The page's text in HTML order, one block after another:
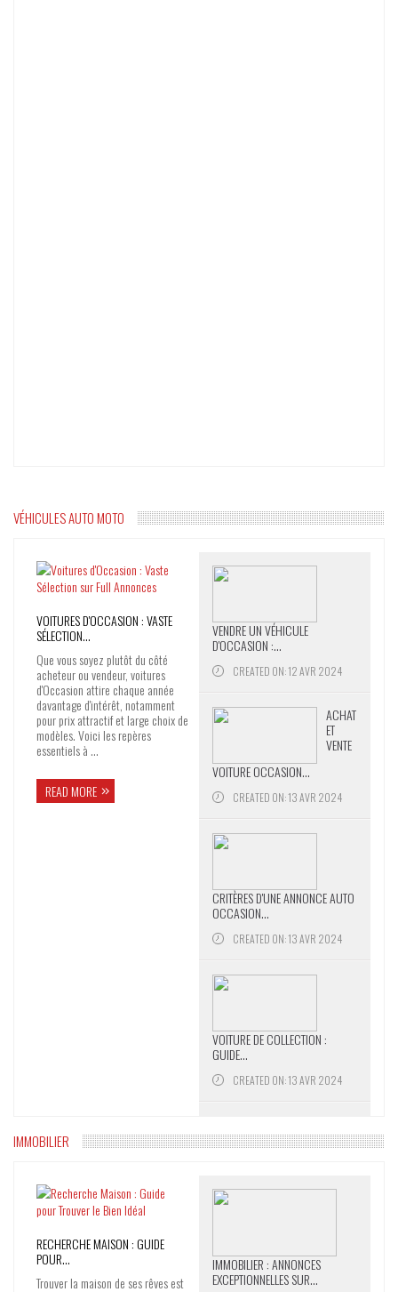
VÉHICULES AUTO MOTO
VOITURES D'OCCASION : VASTE
SÉLECTION...
Que vous soyez plutôt du côté
acheteur ou vendeur, voitures
d'Occasion attire chaque année
davantage d'intérêt, notamment
pour prix attractif et large choix de
modèles. Voici les repères
essentiels à ...
READ MORE
VENDRE UN VÉHICULE
D'OCCASION :...
CREATED ON: 12 AVR 2024
ACHAT
ET
VENTE
VOITURE OCCASION...
CREATED ON: 13 AVR 2024
CRITÈRES D'UNE ANNONCE AUTO
OCCASION...
CREATED ON: 13 AVR 2024
VOITURE DE COLLECTION :
GUIDE...
CREATED ON: 13 AVR 2024
IMMOBILIER
RECHERCHE MAISON : GUIDE
POUR...
Trouver la maison de ses rêves est
IMMOBILIER : ANNONCES
EXCEPTIONNELLES SUR...